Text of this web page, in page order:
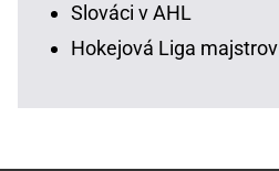
Slováci v AHL
Hokejová Liga majstrov